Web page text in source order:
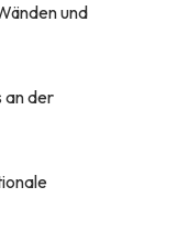
und
an der